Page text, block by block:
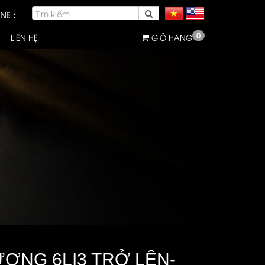
:
LIÊN HỆ GIỎ HÀNG 0
6LI3 TRỞ LÊN-